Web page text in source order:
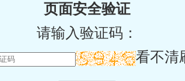
页面安全验证
请输入验证码：
看不清